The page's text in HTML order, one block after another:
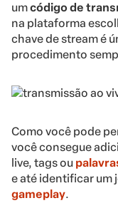
umcódigo de
na plataforma
chave de stream é
procedimento
Como você pode
você consegue
live, tags ou
e até identificar um
gameplay.